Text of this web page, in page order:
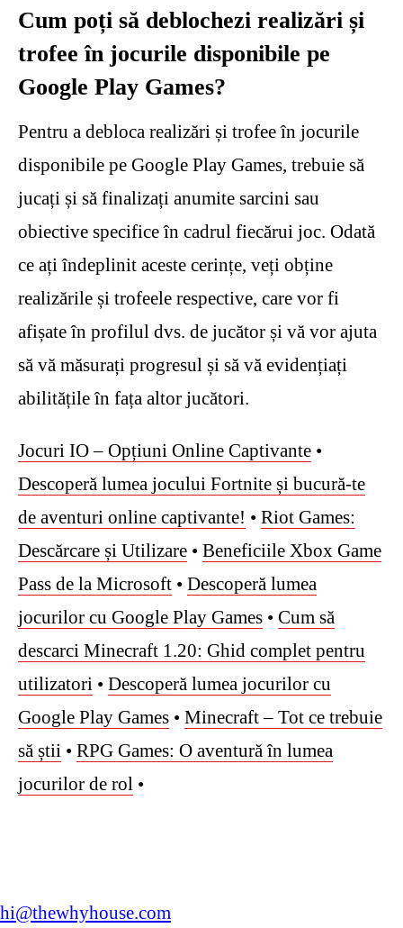
Cum poți să deblochezi realizări și
trofee în jocurile disponibile pe
Google Play Games?
Pentru a debloca realizări și trofee în jocurile
disponibile pe Google Play Games, trebuie să
jucați și să finalizați anumite sarcini sau
obiective specifice în cadrul fiecărui joc. Odată
ce ați îndeplinit aceste cerințe, veți obține
realizările și trofeele respective, care vor fi
afișate în profilul dvs. de jucător și vă vor ajuta
să vă măsurați progresul și să vă evidențiați
abilitățile în fața altor jucători.
Jocuri IO – Opțiuni Online Captivante •
Descoperă lumea jocului Fortnite și bucură-te
de aventuri online captivante! • Riot Games:
Descărcare și Utilizare • Beneficiile Xbox Game
Pass de la Microsoft • Descoperă lumea
jocurilor cu Google Play Games • Cum să
descarci Minecraft 1.20: Ghid complet pentru
utilizatori • Descoperă lumea jocurilor cu
Google Play Games • Minecraft – Tot ce trebuie
să știi • RPG Games: O aventură în lumea
jocurilor de rol •
hi@thewhyhouse.com